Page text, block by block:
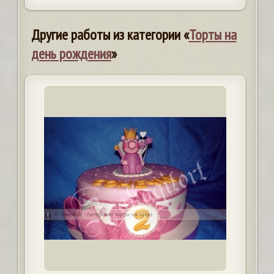
Другие работы из категории «Торты на
день рождения»